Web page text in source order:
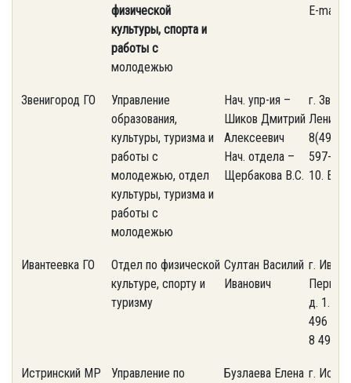
физической
культуры, спорта и
работы с
молодежью
E-mail:
Звенигород ГО
Управление
образования,
культуры, туризма и
работы с
молодежью, отдел
культуры, туризма и
работы с
молодежью
Нач. упр-ия –
Шиков Дмитрий
Алексеевич
Нач. отдела –
Щербакова В.С.
г.
Ленина,
597-
10. E-
Ивантеевка ГО
Отдел по физической
культуре, спорту и
туризму
Султан Василий
Иванович
г.
д. 1.
496
8 495
Истринский МР Управление по Бузлаева Елена г.